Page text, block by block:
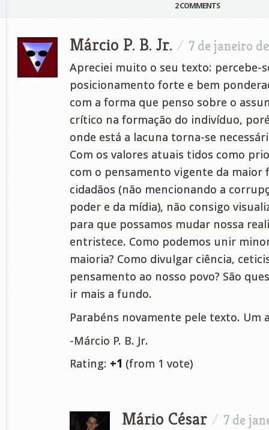
2 COMMENTS
Márcio P. B. Jr. / 7 de janeiro
Apreciei muito o seu texto: percebe-
posicionamento forte e bem
com a forma que penso sobre o
crítico na formação do indivíduo,
onde está a lacuna torna-se
Com os valores atuais tidos como
com o pensamento vigente da maior
cidadãos (não mencionando a
poder e da mídia), não consigo
para que possamos mudar nossa
entristece. Como podemos unir
maioria? Como divulgar ciência,
pensamento ao nosso povo? São
ir mais a fundo.
Parabéns novamente pele texto. Um
-Márcio P. B. Jr.
Rating: +1 (from 1 vote)
Mário César / 7 de